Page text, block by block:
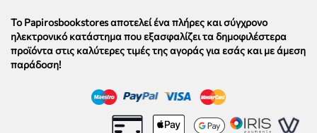
Το Papirosbookstores αποτελεί ένα πλήρες και σύγχρονο
ηλεκτρονικό κατάστημα που εξασφαλίζει τα δημοφιλέστερα
προϊόντα στις καλύτερες τιμές της αγοράς για εσάς και με άμεση
παράδοση!